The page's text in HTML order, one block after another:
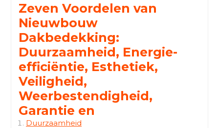
Zeven Voordelen van
Nieuwbouw
Dakbedekking:
Duurzaamheid, Energie-
efficiëntie, Esthetiek,
Veiligheid,
Weerbestendigheid,
Garantie en
Duurzaamheid